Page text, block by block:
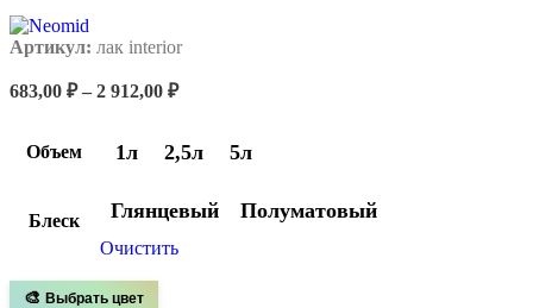
Артикул: лак interior
683,00 ₽ – 2 912,00 ₽Диапазон
–
912,00 ₽
Объем 1л 2,5л 5л
Блеск Глянцевый Полуматовый
Очистить
🎨 Выбрать цвет